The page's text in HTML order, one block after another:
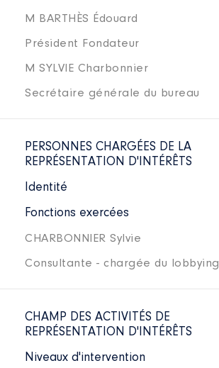
M BARTHÈS Édouard
Président Fondateur
M SYLVIE Charbonnier
Secrétaire générale du bureau
PERSONNES CHARGÉES DE LA
REPRÉSENTATION D'INTÉRÊTS
Identité
Fonctions exercées
CHARBONNIER Sylvie
Consultante - chargée du lobbying
CHAMP DES ACTIVITÉS DE
REPRÉSENTATION D'INTÉRÊTS
Niveaux d'intervention